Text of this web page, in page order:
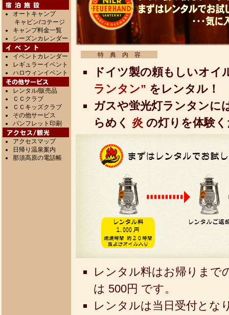
特 典 内 容
ドイツ製の頼もしいオイ
ランタン” をレンタル！
ガスや蛍光灯ランタンに
らめく 炎 の灯りを体験
レンタル料はお帰りまで
は 500円 です。
レンタルは当日受付とな
オートキャンプ
キャビン/コテージ
キャンプ料金一覧
シーズンカレンダー
イベントカレンダー
レギュラーイベント
ハロウィンイベント
レンタル/販売品
ＣＣクラブ
ＣＣキッズクラブ
その他サービス
パンフレット印刷
アクセスマップ
日帰り温泉案内
那須高原の電話帳